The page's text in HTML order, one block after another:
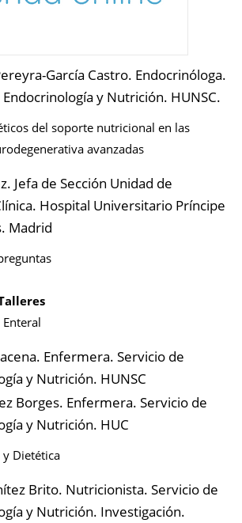
García Castro. Endocrinóloga.
y Nutrición. HUNSC.
del soporte nutricional en las
avanzadas
Jefa de Sección Unidad de
Hospital Universitario Príncipe
Madrid
Enfermera. Servicio de
y Nutrición. HUNSC
Borges. Enfermera. Servicio de
y Nutrición. HUC
Dietética
Brito. Nutricionista. Servicio de
y Nutrición. Investigación.